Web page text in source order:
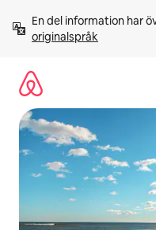
innehåll
En del information har
originalspråk